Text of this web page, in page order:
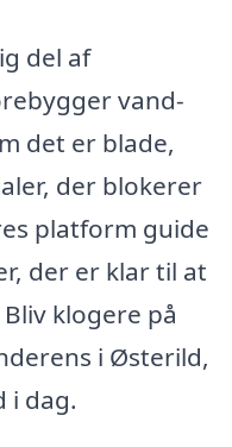
del af
vand-
det er blade,
der blokerer
platform guide
der er klar til at
klogere på
i Østerild,
i dag.